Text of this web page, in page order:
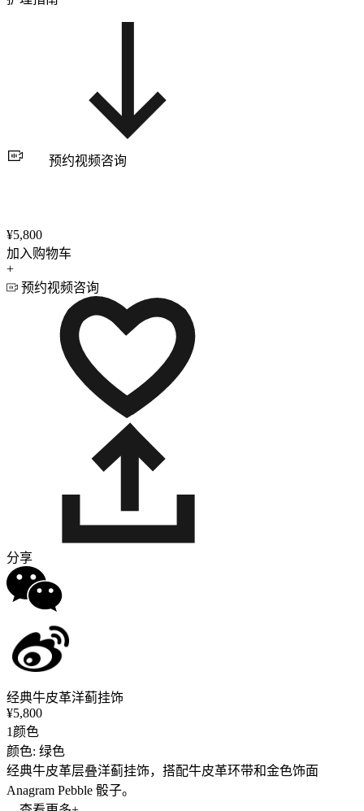
预约视频咨询
¥5,800
加入购物车
+
预约视频咨询
分享
经典牛皮革洋蓟挂饰
¥5,800
1颜色
颜色: 绿色
经典牛皮革层叠洋蓟挂饰，搭配牛皮革环带和金色饰面
Anagram Pebble 骰子。